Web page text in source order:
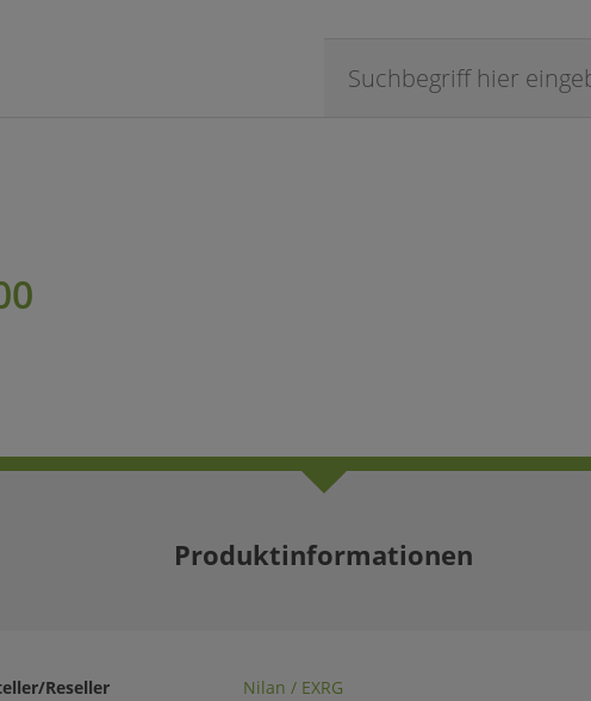
Produktinformationen
Reseller
Nilan / EXRG